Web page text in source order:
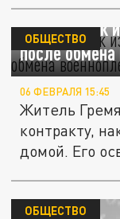
Контрактник
после
ОБЩЕСТВО
06 ФЕВРАЛЯ 15:45
Житель
контракту,
домой. Его
ОБЩЕСТВО